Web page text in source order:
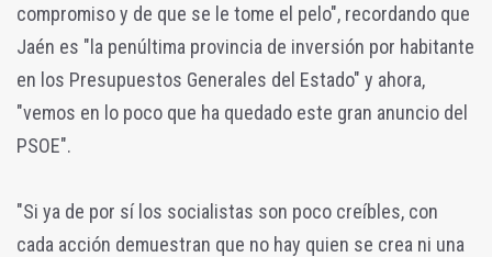
compromiso y de que se le tome el pelo", recordando que
Jaén es "la penúltima provincia de inversión por habitante
en los Presupuestos Generales del Estado" y ahora,
"vemos en lo poco que ha quedado este gran anuncio del
PSOE".
"Si ya de por sí los socialistas son poco creíbles, con
cada acción demuestran que no hay quien se crea ni una